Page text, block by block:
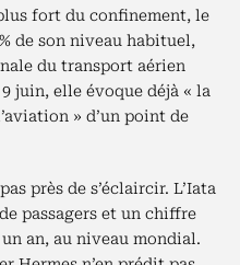
fort du confinement, le
de son niveau habituel,
du transport aérien
juin, elle évoque déjà « la
» d’un point de
près de s’éclaircir. L’Iata
passagers et un chiffre
an, au niveau mondial.